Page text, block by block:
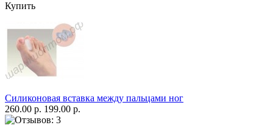
Купить
Силиконовая вставка между пальцами ног
260.00 р. 199.00 р.